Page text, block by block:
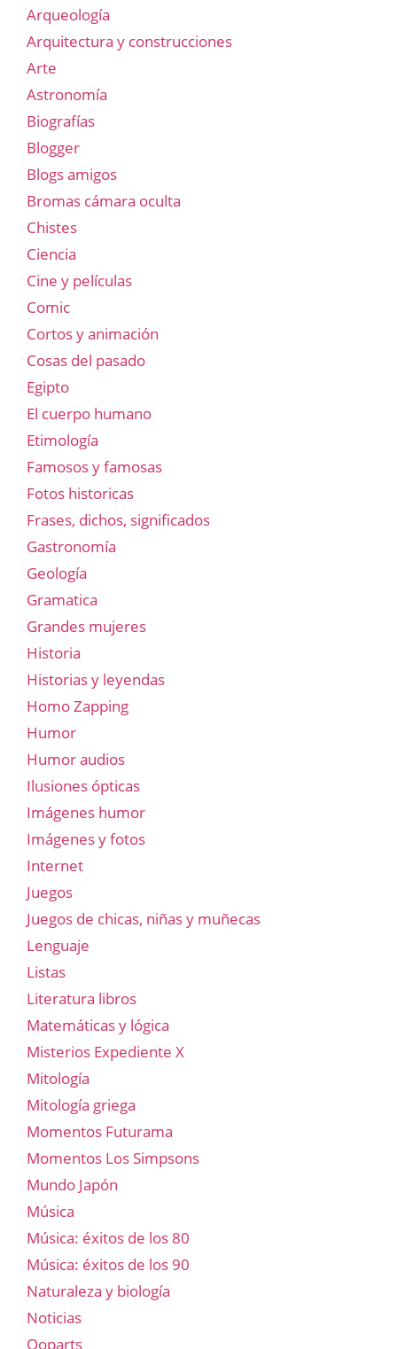
Arqueología
Arquitectura y construcciones
Arte
Astronomía
Biografías
Blogger
Blogs amigos
Bromas cámara oculta
Chistes
Ciencia
Cine y películas
Comic
Cortos y animación
Cosas del pasado
Egipto
El cuerpo humano
Etimología
Famosos y famosas
Fotos historicas
Frases, dichos, significados
Gastronomía
Geología
Gramatica
Grandes mujeres
Historia
Historias y leyendas
Homo Zapping
Humor
Humor audios
Ilusiones ópticas
Imágenes humor
Imágenes y fotos
Internet
Juegos
Juegos de chicas, niñas y muñecas
Lenguaje
Listas
Literatura libros
Matemáticas y lógica
Misterios Expediente X
Mitología
Mitología griega
Momentos Futurama
Momentos Los Simpsons
Mundo Japón
Música
Música: éxitos de los 80
Música: éxitos de los 90
Naturaleza y biología
Noticias
Ooparts